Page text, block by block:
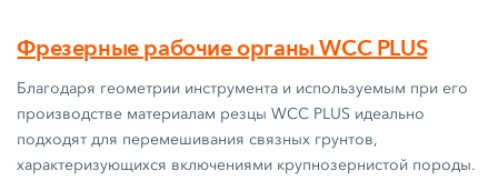
Фрезерные рабочие органы WCC PLUS
Благодаря геометрии инструмента и используемым при его
производстве материалам резцы WCC PLUS идеально
подходят для перемешивания связных грунтов,
характеризующихся включениями крупнозернистой породы.